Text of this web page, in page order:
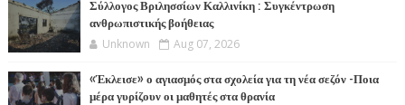
Σύλλογος Βριλησσίων Καλλινίκη : Συγκέντρωση
ανθρωπιστικής βοήθειας
Unknown Aug 07, 2026
«Έκλεισε» ο αγιασμός στα σχολεία για τη νέα σεζόν -Ποια
μέρα γυρίζουν οι μαθητές στα θρανία